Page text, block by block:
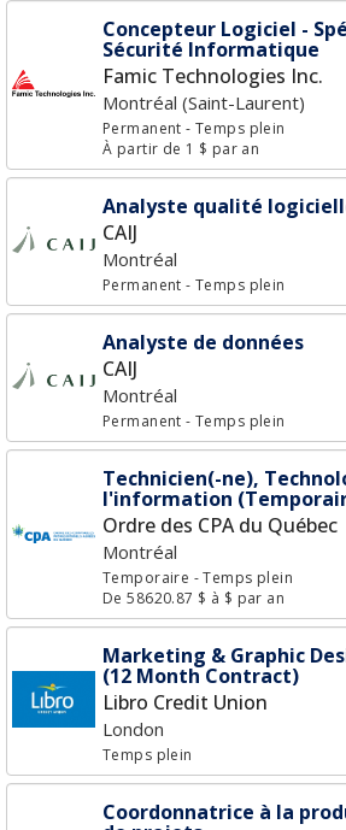
Concepteur Logiciel -
Sécurité Informatique
Famic Technologies Inc.
Montréal (Saint-Laurent)
Permanent- Temps plein
À partir de 1 $ par an
Analyste qualité
CAIJ
Montréal
Permanent- Temps plein
Analyste de données
CAIJ
Montréal
Permanent- Temps plein
Technicien(-ne),
l'information
Ordre des CPA du Québec
Montréal
Temporaire - Temps plein
De 58620.87 $ à $ par an
Marketing & Graphic
(12 Month Contract)
Libro Credit Union
London
Temps plein
Coordonnatrice à la